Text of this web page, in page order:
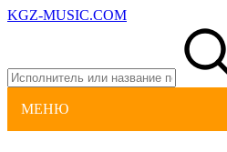
KGZ-MUSIC.COM
МЕНЮ